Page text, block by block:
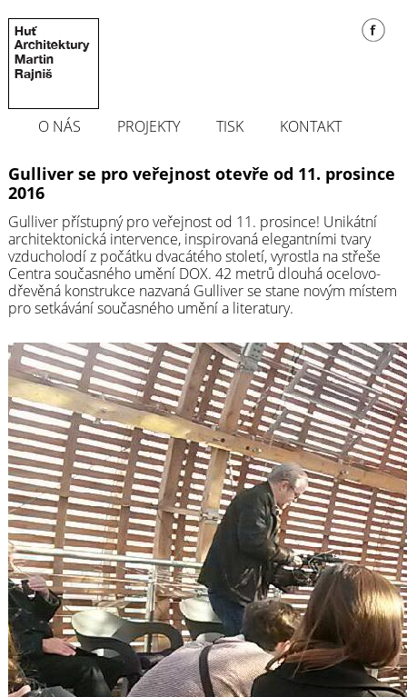
O NÁS PROJEKTY TISK KONTAKT
Gulliver se pro veřejnost otevře od 11. prosince
2016
Gulliver přístupný pro veřejnost od 11. prosince! Unikátní
architektonická intervence, inspirovaná elegantními tvary
vzducholodí z počátku dvacátého století, vyrostla na střeše
Centra současného umění DOX. 42 metrů dlouhá ocelovo-
dřevěná konstrukce nazvaná Gulliver se stane novým místem
pro setkávání současného umění a literatury.